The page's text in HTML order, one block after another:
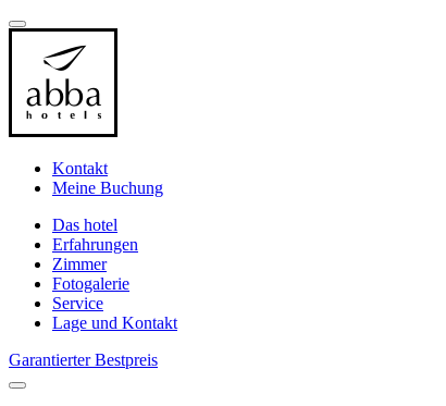
Kontakt
Meine Buchung
Das hotel
Erfahrungen
Zimmer
Fotogalerie
Service
Lage und Kontakt
Garantierter Bestpreis